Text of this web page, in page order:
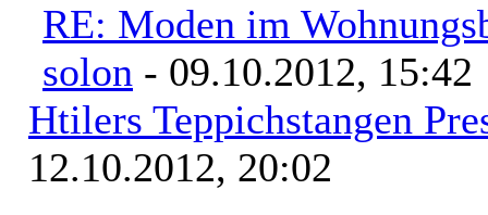
RE: Moden im
solon - 09.10.2012, 15:42
Htilers Teppichstangen
12.10.2012, 20:02